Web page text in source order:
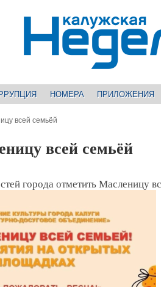
НОМЕРА ПРИЛОЖЕНИЯ
всей семьёй
всей семьёй
города отметить Масленицу